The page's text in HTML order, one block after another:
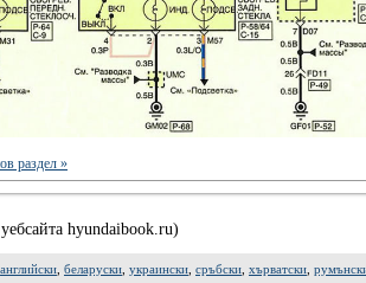
раздел »
hyundaibook.ru)
английски беларуски украински сръбски хърватски